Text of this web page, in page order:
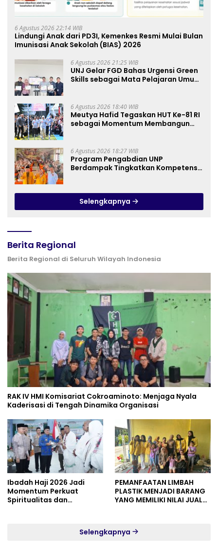
6 Agustus 2026 22:14 WIB
Lindungi Anak dari PD3I, Kemenkes Resmi Mulai Bulan
Imunisasi Anak Sekolah (BIAS) 2026
6 Agustus 2026 21:25 WIB
UNJ Gelar FGD Bahas Urgensi Green
Skills sebagai Mata Pelajaran Umum
6 Agustus 2026 18:40 WIB
Meutya Hafid Tegaskan HUT Ke-81 RI
sebagai Momentum Membangun
6 Agustus 2026 18:27 WIB
Program Pengabdian UNP
Berdampak Tingkatkan Kompetensi
Selengkapnya
Berita Regional
Berita Regional di Seluruh Wilayah Indonesia
RAK IV HMI Komisariat Cokroaminoto: Menjaga Nyala
Kaderisasi di Tengah Dinamika Organisasi
Ibadah Haji 2026 Jadi
Momentum Perkuat
Spiritualitas dan
PEMANFAATAN LIMBAH
PLASTIK MENJADI BARANG
YANG MEMILIKI NILAI JUAL
Selengkapnya